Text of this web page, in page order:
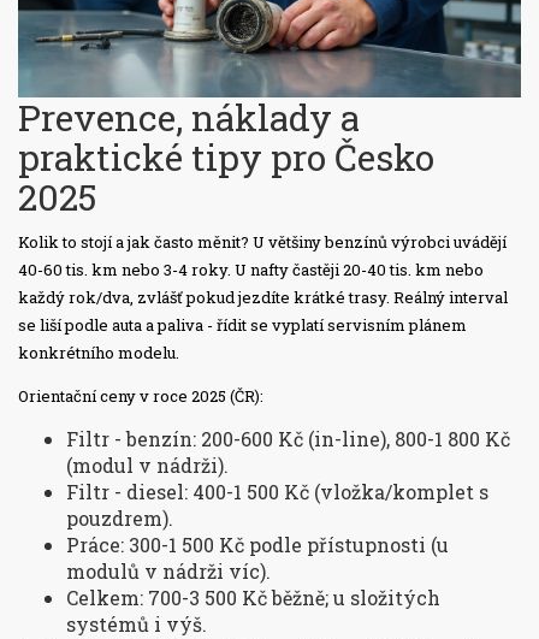
Prevence, náklady a
praktické tipy pro Česko
2025
Kolik to stojí a jak často měnit? U většiny benzínů výrobci uvádějí
40-60 tis. km nebo 3-4 roky. U nafty častěji 20-40 tis. km nebo
každý rok/dva, zvlášť pokud jezdíte krátké trasy. Reálný interval
se liší podle auta a paliva - řídit se vyplatí servisním plánem
konkrétního modelu.
Orientační ceny v roce 2025 (ČR):
Filtr - benzín: 200-600 Kč (in-line), 800-1 800 Kč
(modul v nádrži).
Filtr - diesel: 400-1 500 Kč (vložka/komplet s
pouzdrem).
Práce: 300-1 500 Kč podle přístupnosti (u
modulů v nádrži víc).
Celkem: 700-3 500 Kč běžně; u složitých
systémů i výš.